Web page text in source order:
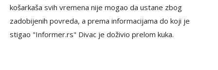
košarkaša svih vremena nije mogao da ustane zbog
zadobijenih povreda, a prema informacijama do koji je
stigao "Informer.rs" Divac je doživio prelom kuka.